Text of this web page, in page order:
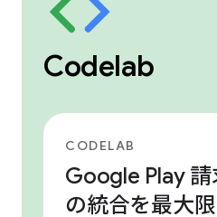
Codelab
CODELAB
Google Play
の統合を最大